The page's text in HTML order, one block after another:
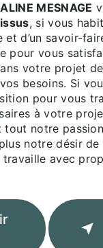
MESNAGE
, si vous
et d’un savoir-
pour vous
votre projet de
besoins. Si
pour vous
à votre
notre
notre désir de
avec